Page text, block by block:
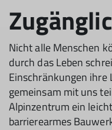
Nicht alle Menschen
durch das Leben
Einschränkungen
gemeinsam mit uns
Alpinzentrum ein
barrierearmes